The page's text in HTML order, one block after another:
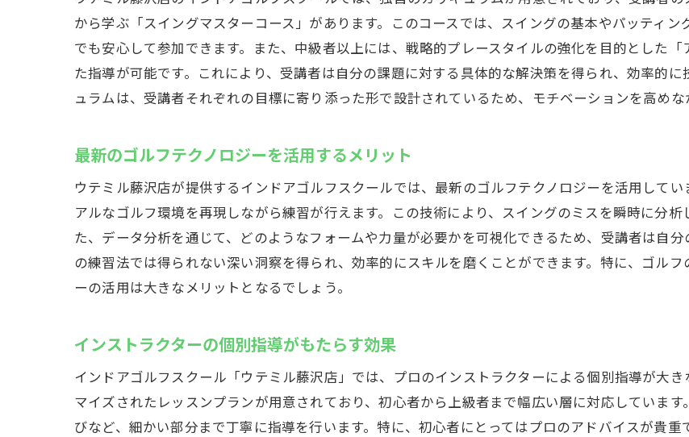
上達を実感できるスピード感
藤沢駅から徒歩圏内インドアゴルフウテミル藤沢店の利便性
通いやすいロケーションが魅力
駐車場完備でアクセスもラクラク
周辺の飲食店でリフレッシュタイム
家族で楽しめるアクティビティも充実
インドアゴルフスクールで効率的にスイング改善
個々に合わせたスイング矯正プログラム
次世代のゴルフシミュレーターを活用
短期間で成果を出すための秘訣
自宅での練習に活かせるアドバイス
から学ぶ「スイングマスターコース」があります。このコースでは、スイングの基本やパッティ
でも安心して参加できます。また、中級者以上には、戦略的プレースタイルの強化を目的とした
た指導が可能です。これにより、受講者は自分の課題に対する具体的な解決策を得られ、効率的
ュラムは、受講者それぞれの目標に寄り添った形で設計されているため、モチベーションを高めな
最新のゴルフテクノロジーを活用するメリット
ウテミル藤沢店が提供するインドアゴルフスクールでは、最新のゴルフテクノロジーを活用して
アルなゴルフ環境を再現しながら練習が行えます。この技術により、スイングのミスを瞬時に分
た、データ分析を通じて、どのようなフォームや力量が必要かを可視化できるため、受講者は自
の練習法では得られない深い洞察を得られ、効率的にスキルを磨くことができます。特に、ゴル
ーの活用は大きなメリットとなるでしょう。
インストラクターの個別指導がもたらす効果
インドアゴルフスクール「ウテミル藤沢店」では、プロのインストラクターによる個別指導が大
マイズされたレッスンプランが用意されており、初心者から上級者まで幅広い層に対応していま
びなど、細かい部分まで丁寧に指導を行います。特に、初心者にとってはプロのアドバイスが貴重